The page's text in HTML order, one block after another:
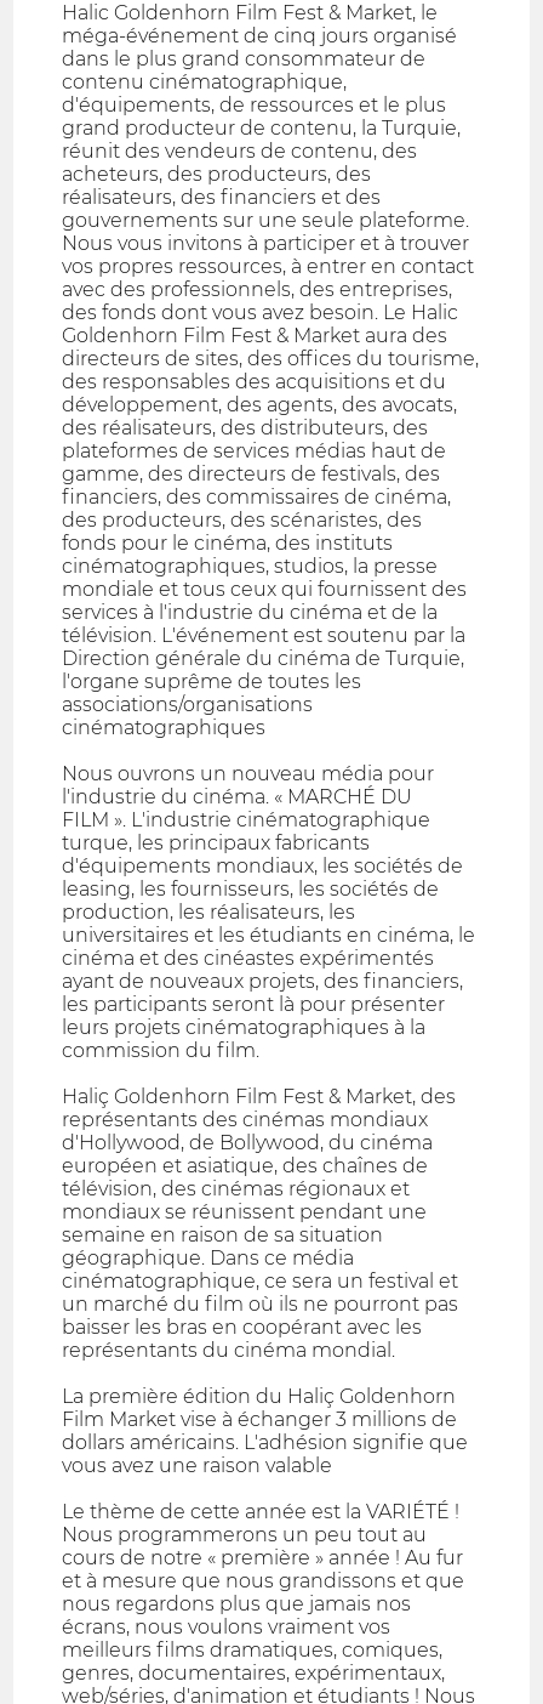
Halic Goldenhorn Film Fest & Market, le
méga-événement de cinq jours organisé
dans le plus grand consommateur de
contenu cinématographique,
d'équipements, de ressources et le plus
grand producteur de contenu, la Turquie,
réunit des vendeurs de contenu, des
acheteurs, des producteurs, des
réalisateurs, des financiers et des
gouvernements sur une seule plateforme.
Nous vous invitons à participer et à trouver
vos propres ressources, à entrer en contact
avec des professionnels, des entreprises,
des fonds dont vous avez besoin. Le Halic
Goldenhorn Film Fest & Market aura des
directeurs de sites, des offices du tourisme,
des responsables des acquisitions et du
développement, des agents, des avocats,
des réalisateurs, des distributeurs, des
plateformes de services médias haut de
gamme, des directeurs de festivals, des
financiers, des commissaires de cinéma,
des producteurs, des scénaristes, des
fonds pour le cinéma, des instituts
cinématographiques, studios, la presse
mondiale et tous ceux qui fournissent des
services à l'industrie du cinéma et de la
télévision. L'événement est soutenu par la
Direction générale du cinéma de Turquie,
l'organe suprême de toutes les
associations/organisations
cinématographiques
Nous ouvrons un nouveau média pour
l'industrie du cinéma. « MARCHÉ DU
FILM ». L'industrie cinématographique
turque, les principaux fabricants
d'équipements mondiaux, les sociétés de
leasing, les fournisseurs, les sociétés de
production, les réalisateurs, les
universitaires et les étudiants en cinéma, le
cinéma et des cinéastes expérimentés
ayant de nouveaux projets, des financiers,
les participants seront là pour présenter
leurs projets cinématographiques à la
commission du film.
Haliç Goldenhorn Film Fest & Market, des
représentants des cinémas mondiaux
d'Hollywood, de Bollywood, du cinéma
européen et asiatique, des chaînes de
télévision, des cinémas régionaux et
mondiaux se réunissent pendant une
semaine en raison de sa situation
géographique. Dans ce média
cinématographique, ce sera un festival et
un marché du film où ils ne pourront pas
baisser les bras en coopérant avec les
représentants du cinéma mondial.
La première édition du Haliç Goldenhorn
Film Market vise à échanger 3 millions de
dollars américains. L'adhésion signifie que
vous avez une raison valable
Le thème de cette année est la VARIÉTÉ !
Nous programmerons un peu tout au
cours de notre « première » année ! Au fur
et à mesure que nous grandissons et que
nous regardons plus que jamais nos
écrans, nous voulons vraiment vos
meilleurs films dramatiques, comiques,
genres, documentaires, expérimentaux,
web/séries, d'animation et étudiants ! Nous